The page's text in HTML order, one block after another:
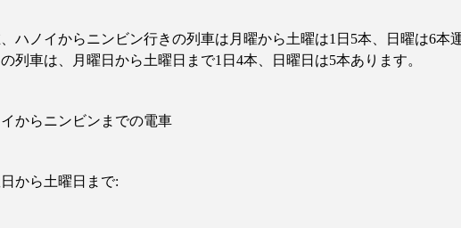
ハノイからニンビン行きの列車は月曜から土曜は1 日 5本、日曜は6本
列車は、月曜日から土曜日まで1 日 4本、日曜日は5本あります。
からニンビンまでの電車
から土曜日まで: